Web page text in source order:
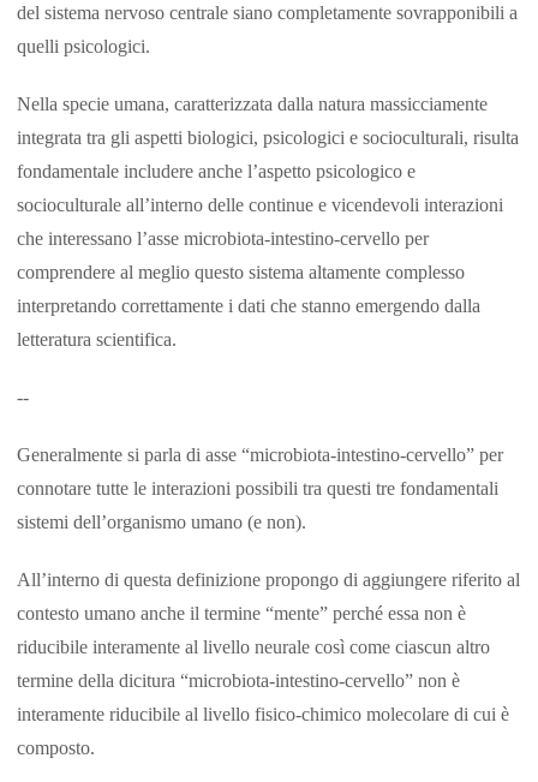
del sistema nervoso centrale siano completamente sovrapponibili a
quelli psicologici.
Nella specie umana, caratterizzata dalla natura massicciamente
integrata tra gli aspetti biologici, psicologici e socioculturali, risulta
fondamentale includere anche l’aspetto psicologico e
socioculturale all’interno delle continue e vicendevoli interazioni
che interessano l’asse microbiota-intestino-cervello per
comprendere al meglio questo sistema altamente complesso
interpretando correttamente i dati che stanno emergendo dalla
letteratura scientifica.
--
Generalmente si parla di asse “microbiota-intestino-cervello” per
connotare tutte le interazioni possibili tra questi tre fondamentali
sistemi dell’organismo umano (e non).
All’interno di questa definizione propongo di aggiungere riferito al
contesto umano anche il termine “mente” perché essa non è
riducibile interamente al livello neurale così come ciascun altro
termine della dicitura “microbiota-intestino-cervello” non è
interamente riducibile al livello fisico-chimico molecolare di cui è
composto.